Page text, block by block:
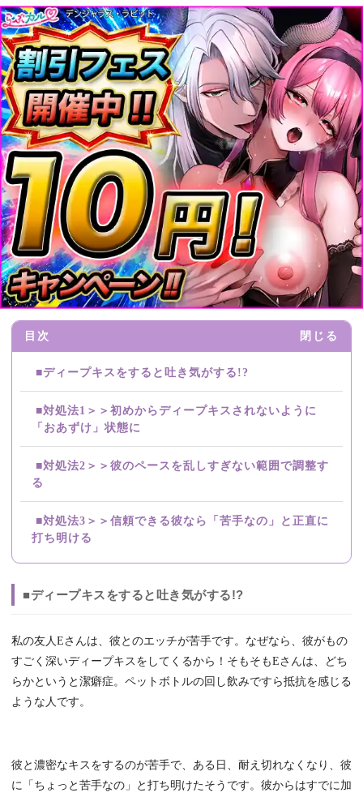
目次 閉じる
■ディープキスをすると吐き気がする!?
■対処法1＞＞初めからディープキスされないように
「おあずけ」状態に
■対処法2＞＞彼のペースを乱しすぎない範囲で調整す
る
■対処法3＞＞信頼できる彼なら「苦手なの」と正直に
打ち明ける
■ディープキスをすると吐き気がする!?
私の友人Eさんは、彼とのエッチが苦手です。なぜなら、彼がもの
すごく深いディープキスをしてくるから！そもそもEさんは、どち
らかというと潔癖症。ペットボトルの回し飲みですら抵抗を感じる
ような人です。
彼と濃密なキスをするのが苦手で、ある日、耐え切れなくなり、彼
に「ちょっと苦手なの」と打ち明けたそうです。彼からはすでに加